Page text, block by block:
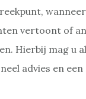
vertoont of
Hierbij mag u
advies en